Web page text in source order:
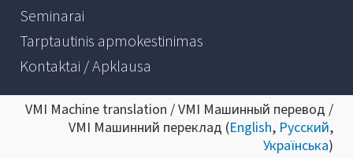
Seminarai
Tarptautinis apmokestinimas
Kontaktai / Apklausa
VMI Machine translation / VMI Машинный перевод /
VMI Машинний переклад (English, Русский,
Українська)